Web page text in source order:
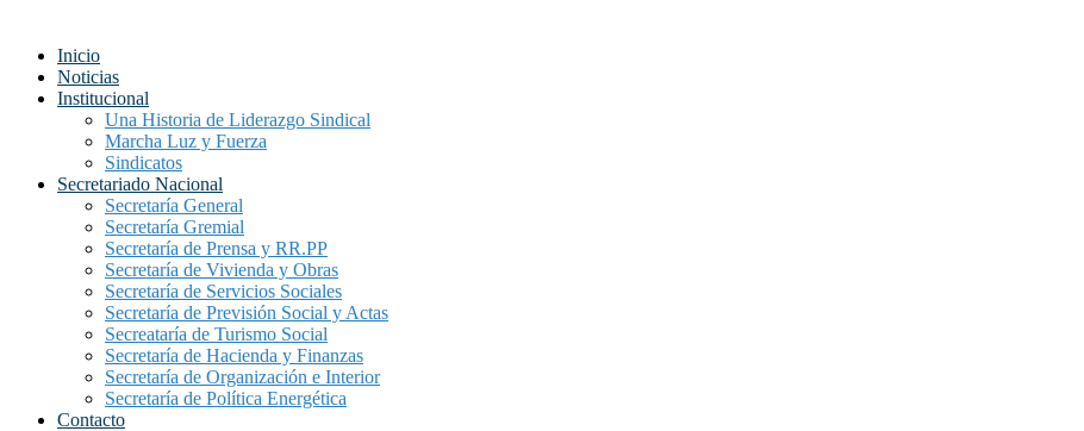
Inicio
Noticias
Institucional
Una Historia de Liderazgo Sindical
Marcha Luz y Fuerza
Sindicatos
Secretariado Nacional
Secretaría General
Secretaría Gremial
Secretaría de Prensa y RR.PP
Secretaría de Vivienda y Obras
Secretaría de Servicios Sociales
Secretaría de Previsión Social y Actas
Secreataría de Turismo Social
Secretaría de Hacienda y Finanzas
Secretaría de Organización e Interior
Secretaría de Política Energética
Contacto